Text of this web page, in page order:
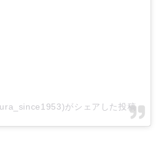
がシェアした投稿